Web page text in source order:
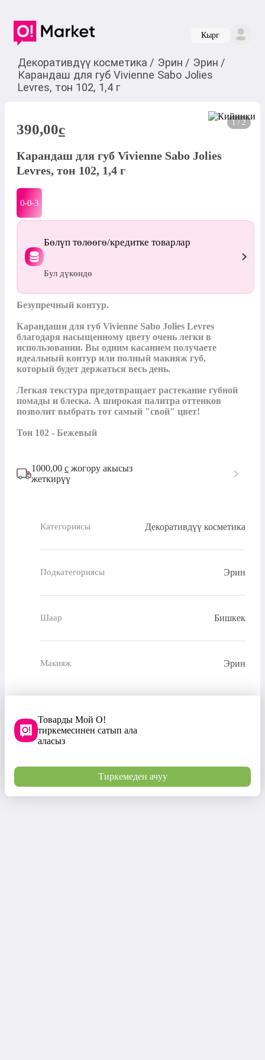
Кырг
Декоративдүү косметика / Эрин / Эрин /
Карандаш для губ Vivienne Sabo Jolies
Levres, тон 102, 1,4 г
1 / 2
390,00c
Карандаш для губ Vivienne Sabo Jolies
Levres, тон 102, 1,4 г
0-0-3
Бөлүп төлөөгө/кредитке товарлар
Бул дүкөндө
Безупречный контур.
Карандаши для губ Vivienne Sabo Jolies Levres
благодаря насыщенному цвету очень легки в
использовании. Вы одним касанием получаете
идеальный контур или полный макияж губ,
который будет держаться весь день.
Легкая текстура предотвращает растекание губной
помады и блеска. А широкая палитра оттенков
позволит выбрать тот самый "свой" цвет!
Тон 102 - Бежевый
1000,00 с жогору акысыз
жеткирүү
Категориясы Декоративдүү косметика
Подкатегориясы Эрин
Шаар Бишкек
Макияж Эрин
Товарды Мой О!
тиркемесинен сатып ала
аласыз
Тиркемеден ачуу